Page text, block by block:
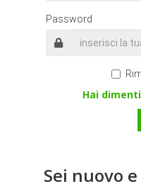
Password
Hai
Sei nuovo